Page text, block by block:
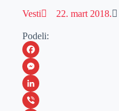
Vesti 22. mart 2018.
Podeli:
F
a
c
M
eL